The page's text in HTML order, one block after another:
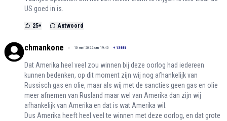
US goed in is.
25+ Antwoord
chmankone 10 mei 2022 om 19:40 + 13881
Dat Amerika heel veel zou winnen bij deze oorlog had iedereen
kunnen bedenken, op dit moment zijn wij nog afhankelijk van
Russisch gas en olie, maar als wij met de sancties geen gas en olie
meer afnemen van Rusland maar wel van Amerika dan zijn wij
afhankelijk van Amerika en dat is wat Amerika wil.
Dus Amerika heeft heel veel te winnen met deze oorlog, en dat grote